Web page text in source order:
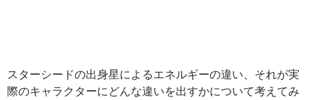
スターシードの出身星によるエネルギーの違い、それが実
際のキャラクターにどんな違いを出すかについて考えてみ